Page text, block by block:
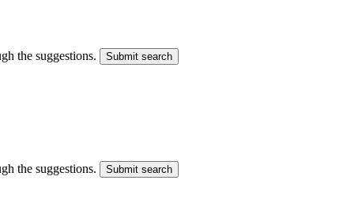
the suggestions. Submit search
the suggestions. Submit search